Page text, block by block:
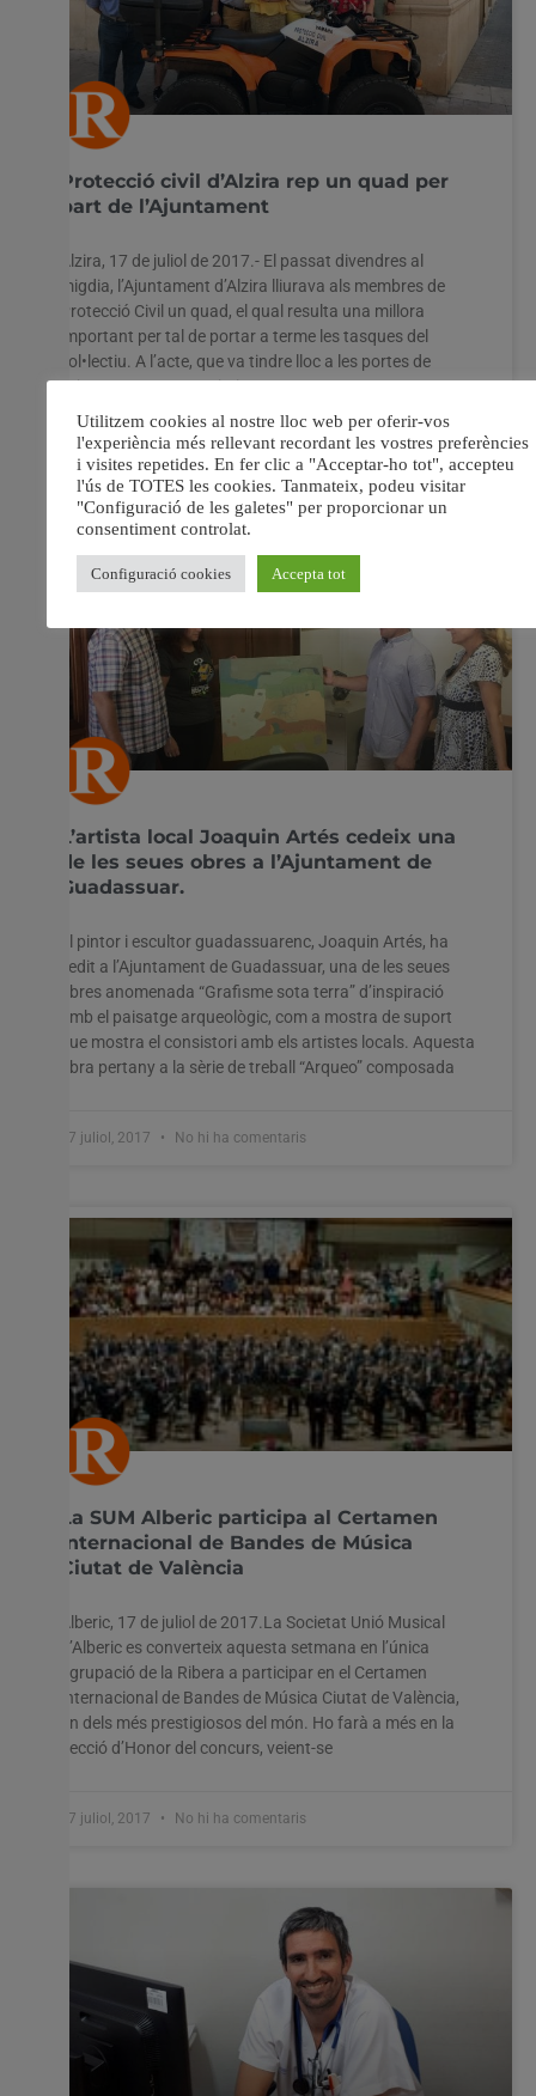
Protecció civil d’Alzira rep un quad per
part de l’Ajuntament
Alzira, 17 de juliol de 2017.- El passat divendres al
migdia, l’Ajuntament d’Alzira lliurava als membres de
Protecció Civil un quad, el qual resulta una millora
important per tal de portar a terme les tasques del
col•lectiu. A l’acte, que va tindre lloc a les portes de
l’Ajuntament, van assistir
17 juliol, 2017 No hi ha comentaris
L’artista local Joaquin Artés cedeix una
de les seues obres a l’Ajuntament de
Guadassuar.
El pintor i escultor guadassuarenc, Joaquin Artés, ha
cedit a l’Ajuntament de Guadassuar, una de les seues
obres anomenada “Grafisme sota terra” d’inspiració
amb el paisatge arqueològic, com a mostra de suport
que mostra el consistori amb els artistes locals. Aquesta
obra pertany a la sèrie de treball “Arqueo” composada
17 juliol, 2017 No hi ha comentaris
La SUM Alberic participa al Certamen
Internacional de Bandes de Música
Ciutat de València
Alberic, 17 de juliol de 2017.La Societat Unió Musical
d’Alberic es converteix aquesta setmana en l’única
agrupació de la Ribera a participar en el Certamen
Internacional de Bandes de Música Ciutat de València,
un dels més prestigiosos del món. Ho farà a més en la
Secció d’Honor del concurs, veient-se
17 juliol, 2017 No hi ha comentaris